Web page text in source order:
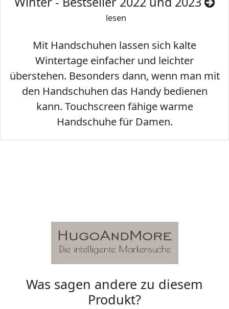
lesen
Mit Handschuhen lassen sich kalte
Wintertage einfacher und leichter
überstehen. Besonders dann, wenn man mit
den Handschuhen das Handy bedienen
kann. Touchscreen fähige warme
Handschuhe für Damen.
Was sagen andere zu diesem
Produkt?